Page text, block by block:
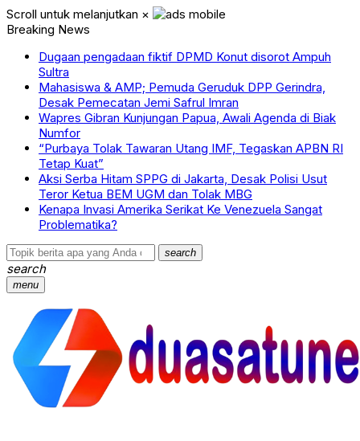
Scroll untuk melanjutkan ×
Breaking News
Dugaan pengadaan fiktif DPMD Konut disorot Ampuh
Sultra
Mahasiswa & AMP; Pemuda Geruduk DPP Gerindra,
Desak Pemecatan Jemi Safrul Imran
Wapres Gibran Kunjungan Papua, Awali Agenda di Biak
Numfor
“Purbaya Tolak Tawaran Utang IMF, Tegaskan APBN RI
Tetap Kuat”
Aksi Serba Hitam SPPG di Jakarta, Desak Polisi Usut
Teror Ketua BEM UGM dan Tolak MBG
Kenapa Invasi Amerika Serikat Ke Venezuela Sangat
Problematika?
search
search
menu